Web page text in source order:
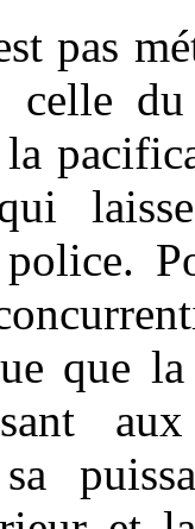
pas
celle
la
que